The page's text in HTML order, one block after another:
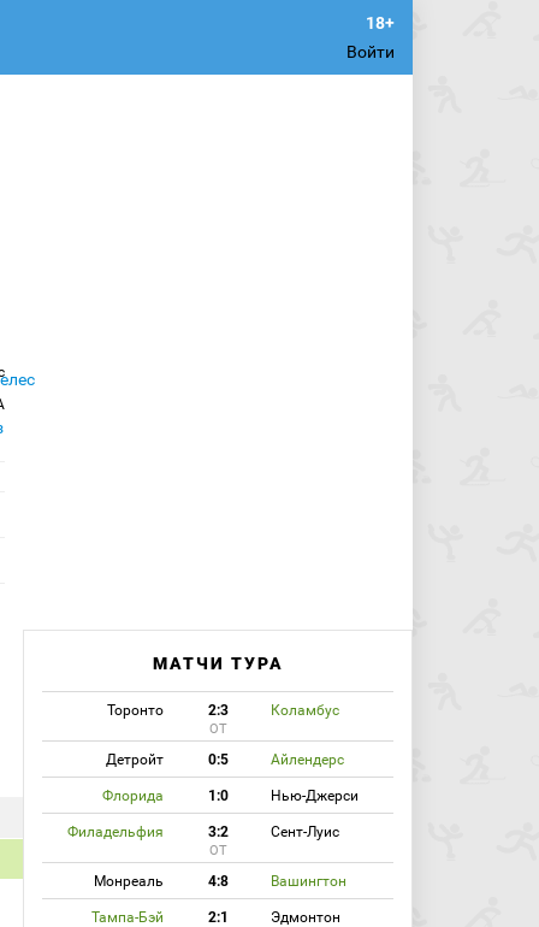
Войти
МАТЧИ ТУРА
Торонто 2:3 Коламбус
ОТ
Детройт 0:5 Айлендерс
Флорида 1:0 Нью-Джерси
Филадельфия 3:2 Сент-Луис
ОТ
Монреаль 4:8 Вашингтон
Тампа-Бэй 2:1 Эдмонтон